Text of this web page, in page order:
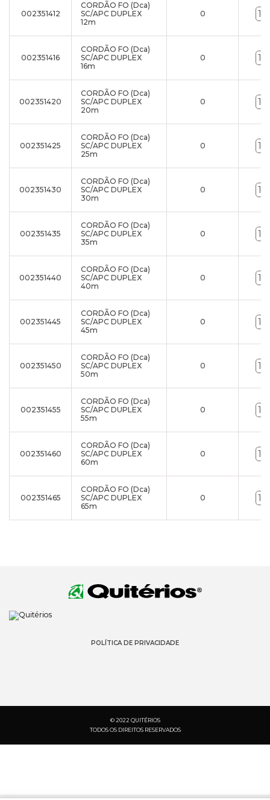
002351412
CORDÃO FO (Dca)
SC/APC DUPLEX
12m
0
002351416
CORDÃO FO (Dca)
SC/APC DUPLEX
16m
0
002351420
CORDÃO FO (Dca)
SC/APC DUPLEX
20m
0
002351425
CORDÃO FO (Dca)
SC/APC DUPLEX
25m
0
002351430
CORDÃO FO (Dca)
SC/APC DUPLEX
30m
0
002351435
CORDÃO FO (Dca)
SC/APC DUPLEX
35m
0
002351440
CORDÃO FO (Dca)
SC/APC DUPLEX
40m
0
002351445
CORDÃO FO (Dca)
SC/APC DUPLEX
45m
0
002351450
CORDÃO FO (Dca)
SC/APC DUPLEX
50m
0
002351455
CORDÃO FO (Dca)
SC/APC DUPLEX
55m
0
002351460
CORDÃO FO (Dca)
SC/APC DUPLEX
60m
0
002351465
CORDÃO FO (Dca)
SC/APC DUPLEX
65m
0
POLÍTICA DE PRIVACIDADE
© 2022 QUITÉRIOS
TODOS OS DIREITOS RESERVADOS